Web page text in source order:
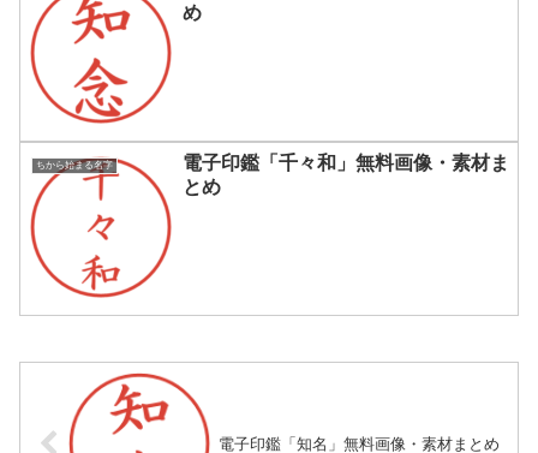
め
ちから始まる名字
電子印鑑「千々和」無料画像・素材ま
とめ
電子印鑑「知名」無料画像・素材まとめ